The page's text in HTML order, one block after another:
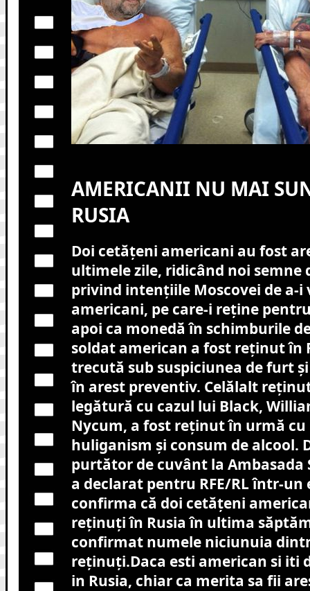
AMERICANII NU MAI
RUSIA
Doi cetățeni americani au fost
ultimele zile, ridicând noi semne
privind intențiile Moscovei de a-i
americani, pe care-i reține
apoi ca monedă în schimburile
soldat american a fost reținut în
trecută sub suspiciunea de furt
în arest preventiv. Celălalt
legătură cu cazul lui Black,
Nycum, a fost reținut în urmă cu
huliganism și consum de alcool.
purtător de cuvânt la Ambasada
a declarat pentru RFE/RL într-un
confirma că doi cetățeni
reținuți în Rusia în ultima
confirmat numele niciunuia
reținuți.Daca esti american si iti
in Rusia, chiar ca merita sa fii